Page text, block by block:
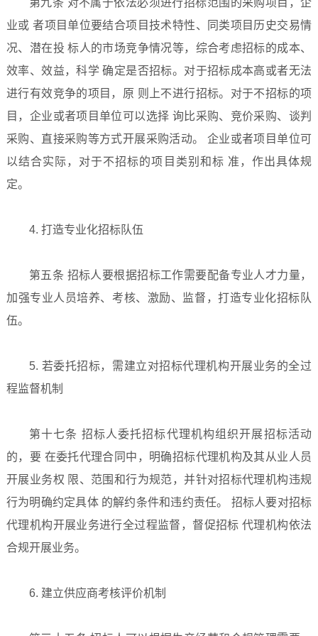
业或 者项目单位要结合项目技术特性、同类项目历史交易情
况、潜在投 标人的市场竞争情况等，综合考虑招标的成本、
效率、效益，科学 确定是否招标。对于招标成本高或者无法
进行有效竞争的项目，原 则上不进行招标。对于不招标的项
目，企业或者项目单位可以选择 询比采购、竞价采购、谈判
采购、直接采购等方式开展采购活动。 企业或者项目单位可
以结合实际，对于不招标的项目类别和标 准，作出具体规
定。
4. 打造专业化招标队伍
第五条 招标人要根据招标工作需要配备专业人才力量，
加强专业人员培养、考核、激励、监督，打造专业化招标队
伍。
5. 若委托招标，需建立对招标代理机构开展业务的全过
程监督机制
第十七条 招标人委托招标代理机构组织开展招标活动
的，要 在委托代理合同中，明确招标代理机构及其从业人员
开展业务权 限、范围和行为规范，并针对招标代理机构违规
行为明确约定具体 的解约条件和违约责任。 招标人要对招标
代理机构开展业务进行全过程监督，督促招标 代理机构依法
合规开展业务。
6. 建立供应商考核评价机制